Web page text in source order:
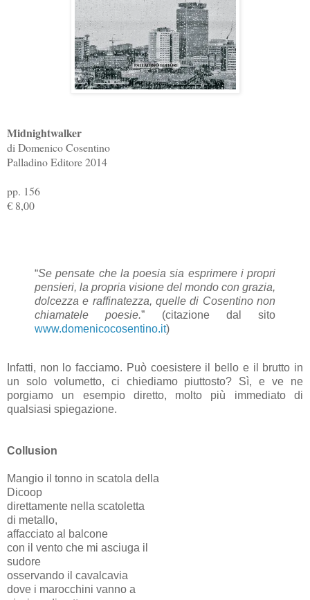
Midnightwalker
di Domenico Cosentino
Palladino Editore 2014
pp. 156
€ 8,00
“Se pensate che la poesia sia esprimere i propri
pensieri, la propria visione del mondo con grazia,
dolcezza e raffinatezza, quelle di Cosentino non
chiamatele poesie.” (citazione dal sito
www.domenicocosentino.it)
Infatti, non lo facciamo. Può coesistere il bello e il brutto in
un solo volumetto, ci chiediamo piuttosto? Sì, e ve ne
porgiamo un esempio diretto, molto più immediato di
qualsiasi spiegazione.
Collusion
Mangio il tonno in scatola della
Dicoop
direttamente nella scatoletta
di metallo,
affacciato al balcone
con il vento che mi asciuga il
sudore
osservando il cavalcavia
dove i marocchini vanno a